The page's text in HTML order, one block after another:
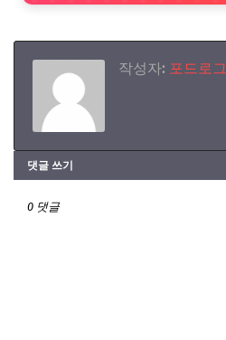
작성자: 포드로그
댓글 쓰기
0 댓글